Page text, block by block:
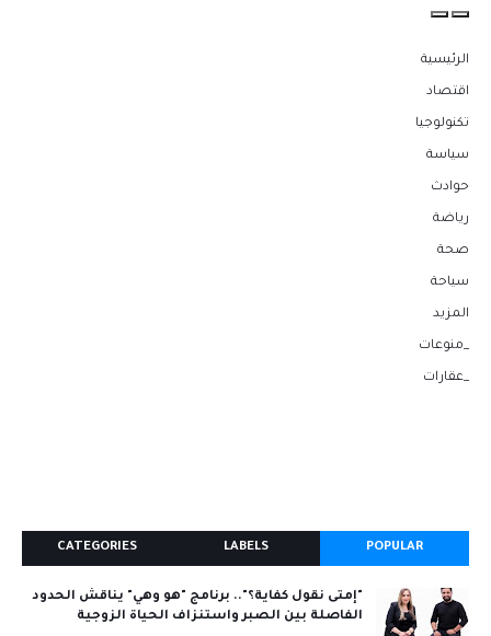
الرئيسية
اقتصاد
تكنولوجيا
سياسة
حوادث
رياضة
صحة
سياحة
المزيد
_منوعات
_عقارات
POPULAR
LABELS
CATEGORIES
"إمتى نقول كفاية؟".. برنامج "هو وهي" يناقش الحدود
الفاصلة بين الصبر واستنزاف الحياة الزوجية